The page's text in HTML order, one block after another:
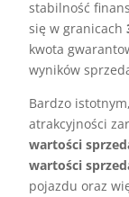
stabilność
się w granicach
kwota
wyników
Bardzo
atrakcyjności
wartości
wartości
pojazdu oraz